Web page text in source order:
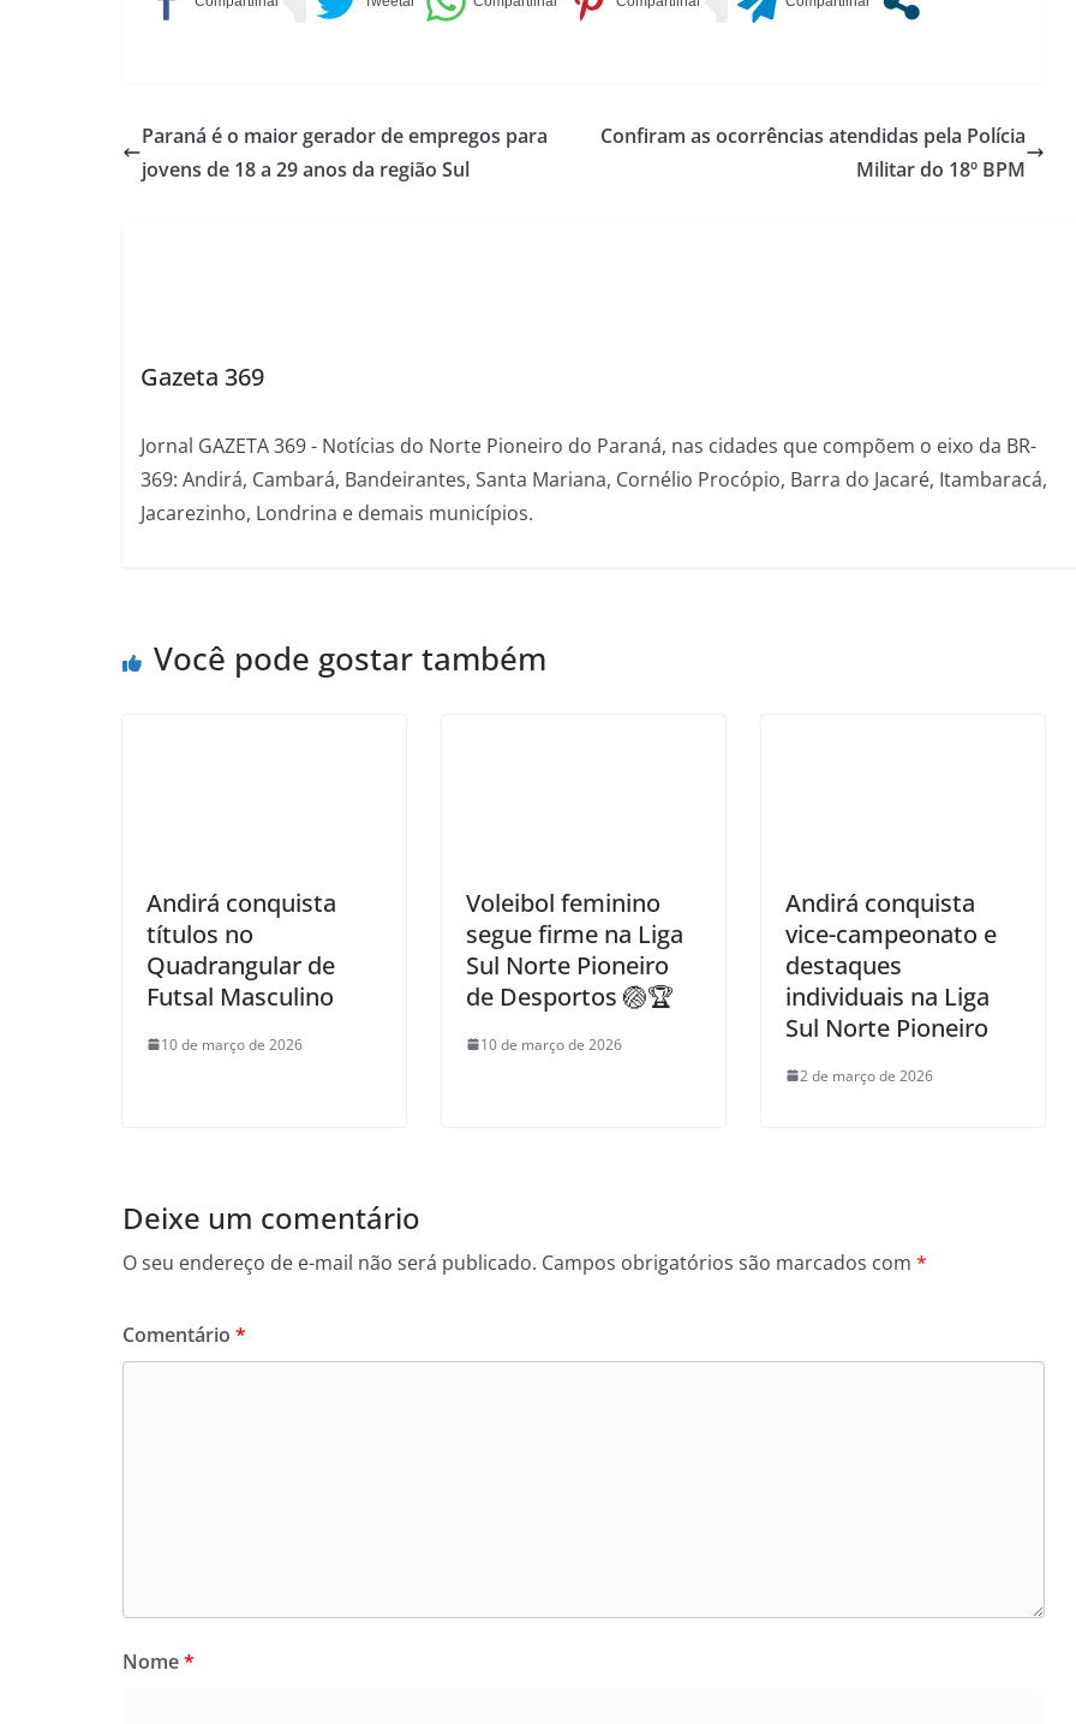
Paraná é o maior gerador de empregos para
jovens de 18 a 29 anos da região Sul
Confiram as ocorrências atendidas pela Polícia
Militar do 18º BPM
Gazeta 369
Jornal GAZETA 369 - Notícias do Norte Pioneiro do Paraná, nas cidades que compõem o eixo da BR-
369: Andirá, Cambará, Bandeirantes, Santa Mariana, Cornélio Procópio, Barra do Jacaré, Itambaracá,
Jacarezinho, Londrina e demais municípios.
Você pode gostar também
Andirá conquista
títulos no
Quadrangular de
Futsal Masculino
10 de março de 2026
Voleibol feminino
segue firme na Liga
Sul Norte Pioneiro
de Desportos 🏐🏆
10 de março de 2026
Andirá conquista
vice-campeonato e
destaques
individuais na Liga
Sul Norte Pioneiro
2 de março de 2026
Deixe um comentário
O seu endereço de e-mail não será publicado. Campos obrigatórios são marcados com *
Comentário *
Nome*